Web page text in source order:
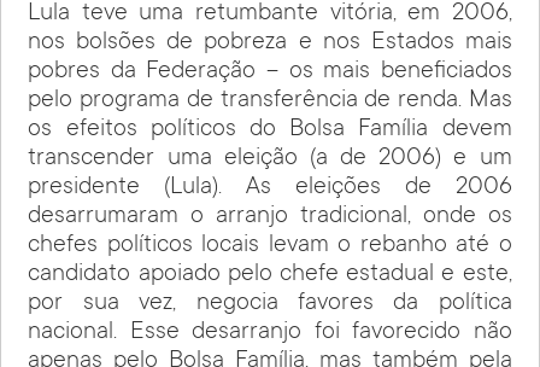
Lula teve uma retumbante vitória, em 2006,
nos bolsões de pobreza e nos Estados mais
pobres da Federação – os mais beneficiados
pelo programa de transferência de renda. Mas
os efeitos políticos do Bolsa Família devem
transcender uma eleição (a de 2006) e um
presidente (Lula). As eleições de 2006
desarrumaram o arranjo tradicional, onde os
chefes políticos locais levam o rebanho até o
candidato apoiado pelo chefe estadual e este,
por sua vez, negocia favores da política
nacional. Esse desarranjo foi favorecido não